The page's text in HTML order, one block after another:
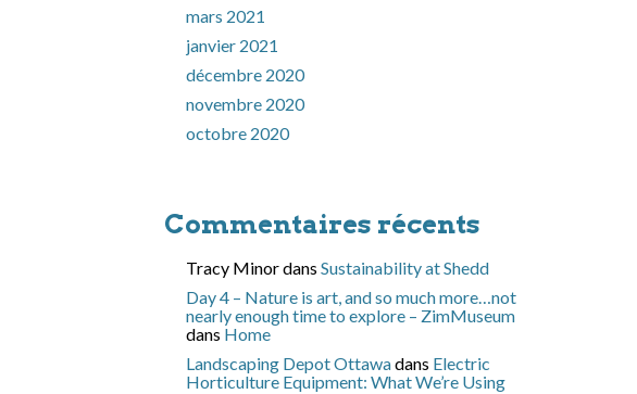
mars 2021
janvier 2021
décembre 2020
novembre 2020
octobre 2020
Commentaires récents
Tracy MinordansSustainability at Shedd
Day 4 – Nature is art, and so much more…not
nearly enough time to explore – ZimMuseum
dans Home
Landscaping Depot Ottawadans Electric
Horticulture Equipment: What We’re Using